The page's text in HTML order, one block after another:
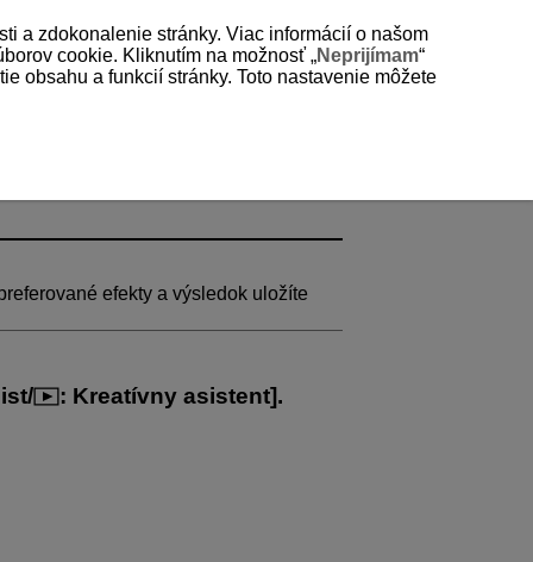
efekty a výsledok uložíte
: Kreatívny asistent].
a zdokonalenie stránky. Viac informácií o našom
cookie. Kliknutím na možnosť „Neprijímam“
obsahu a funkcií stránky. Toto nastavenie môžete